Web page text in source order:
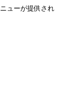
ューが提供され